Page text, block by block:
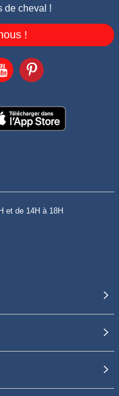
de cheval !
!
et de 14H à 18H